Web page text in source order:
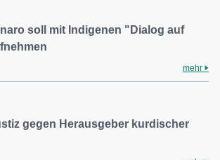
soll mit Indigenen "Dialog auf
mehr
gegen Herausgeber kurdischer